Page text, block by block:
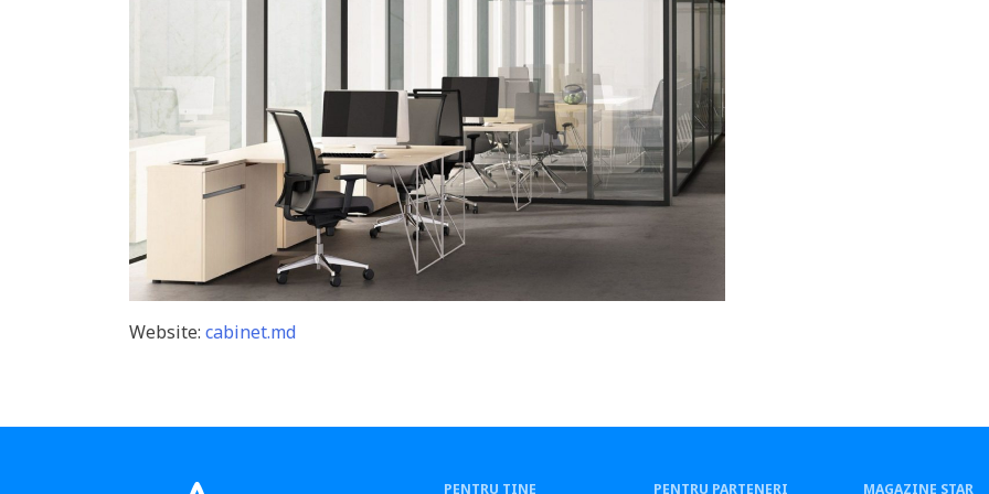
Website: cabinet.md
PENTRU TINE PENTRU PARTENERI MAGAZINE STAR